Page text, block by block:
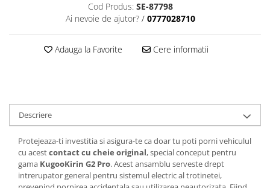
https://www.doctortrotineta.ro/cauciucuri-
trotinete-electrice
cu-camera
Cauciuc tubeless cu GEL antipană
Accesorii
Trotinete electrice
Biciclete Electrice
Anvelope moto
Cod Produs: SE-87798
Ai nevoie de ajutor? / 0777028710
Adauga la Favorite Cere informatii
Descriere
Protejeaza-ti investitia si asigura-te ca doar tu poti porni vehiculul
cu acestcontact cu cheie original, special conceput pentru
gama KugooKirin G2 Pro. Acest ansamblu serveste drept
intrerupator general pentru sistemul electric al trotinetei,